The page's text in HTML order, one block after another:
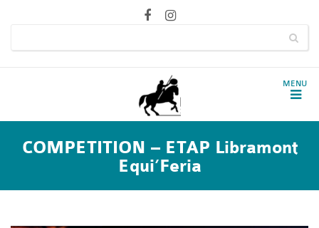
COMPETITION – ETAP Libramont
Equi’Feria